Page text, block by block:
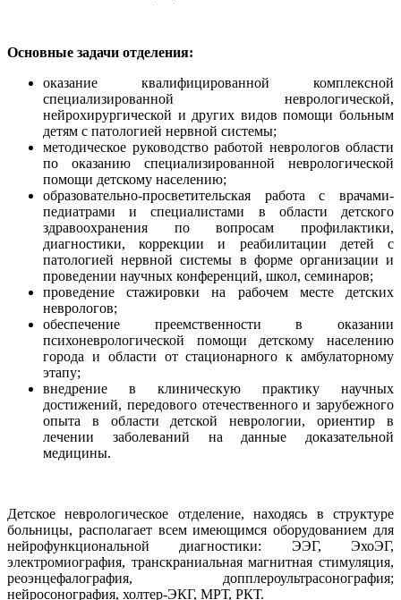
Основные задачи отделения:
оказание квалифицированной комплексной
специализированной неврологической,
нейрохирургической и других видов помощи больным
детям с патологией нервной системы;
методическое руководство работой неврологов области
по оказанию специализированной неврологической
помощи детскому населению;
образовательно-просветительская работа с врачами-
педиатрами и специалистами в области детского
здравоохранения по вопросам профилактики,
диагностики, коррекции и реабилитации детей с
патологией нервной системы в форме организации и
проведении научных конференций, школ, семинаров;
проведение стажировки на рабочем месте детских
неврологов;
обеспечение преемственности в оказании
психоневрологической помощи детскому населению
города и области от стационарного к амбулаторному
этапу;
внедрение в клиническую практику научных
достижений, передового отечественного и зарубежного
опыта в области детской неврологии, ориентир в
лечении заболеваний на данные доказательной
медицины.
Детское неврологическое отделение, находясь в структуре
больницы, располагает всем имеющимся оборудованием для
нейрофункциональной диагностики: ЭЭГ, ЭхоЭГ,
электромиография, транскраниальная магнитная стимуляция,
реоэнцефалография, допплероультрасонография;
нейросонография, холтер-ЭКГ, МРТ, РКТ.